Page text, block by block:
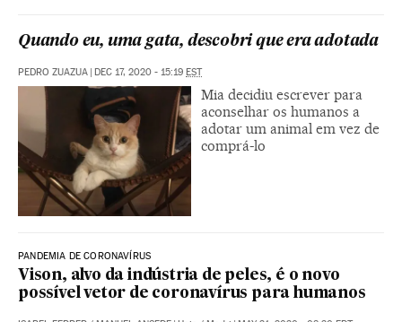
Quando eu, uma gata, descobri que era adotada
PEDRO ZUAZUA DEC 17, 2020 - 15:19 EST
Mia decidiu escrever para
aconselhar os humanos a
adotar um animal em vez de
comprá-lo
PANDEMIA DE CORONAVÍRUS
Vison, alvo da indústria de peles, é o novo
possível vetor de coronavírus para humanos